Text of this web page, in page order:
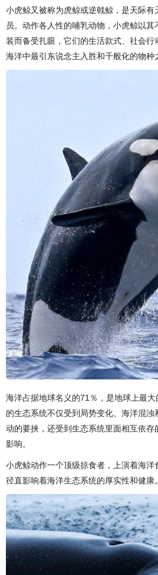
小虎鲸又被称为虎鲸或逆戟鲸，是天际
员。动作各人性的哺乳动物，小虎鲸以
装而备受扎眼，它们的生活款式、社会行
海洋中最引东说念主入胜和千般化的物种
海洋占据地球名义的71％，是地球上最
的生态系统不仅受到局势变化、海洋混
动的要挟，还受到生态系统里面相互依存
影响。
小虎鲸动作一个顶级掠食者，上演着海洋
径直影响着海洋生态系统的厚实性和健康。